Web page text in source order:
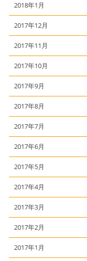
2018年1月
2017年12月
2017年11月
2017年10月
2017年9月
2017年8月
2017年7月
2017年6月
2017年5月
2017年4月
2017年3月
2017年2月
2017年1月